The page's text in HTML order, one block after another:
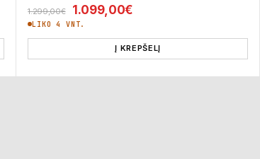
1.299,00€ Original price was: 1.299,00€.
1.099,00€
LIKO 4 VNT.
Į KREPŠELĮ